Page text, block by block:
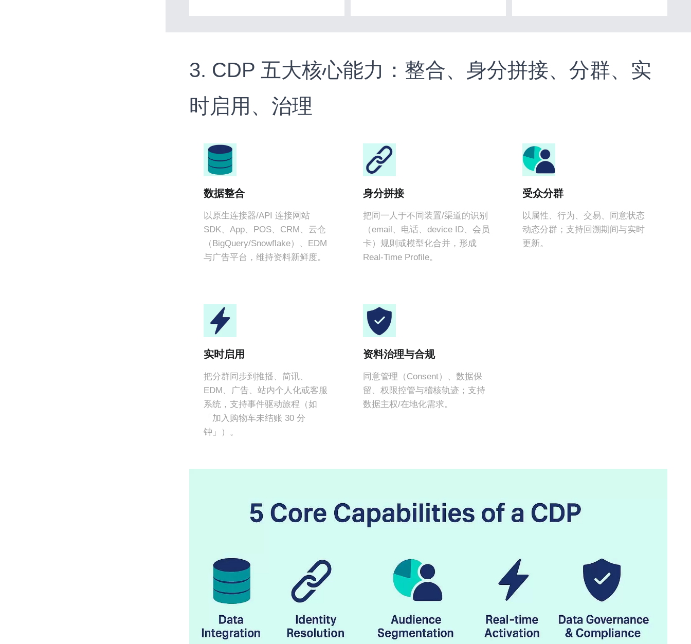
3. CDP 五大核心能力：整合、身分拼接、分群、实
时启用、治理
数据整合
以原生连接器/API 连接网站
SDK、App、POS、CRM、云仓
（BigQuery/Snowflake）、EDM
与广告平台，维持资料新鲜度。
身分拼接
把同一人于不同装置/渠道的识别
（email、电话、device ID、会员
卡）规则或模型化合并，形成
Real-Time Profile。
受众分群
以属性、行为、交易、同意状态
动态分群；支持回溯期间与实时
更新。
实时启用
把分群同步到推播、简讯、
EDM、广告、站内个人化或客服
系统，支持事件驱动旅程（如
「加入购物车未结账 30 分
钟」）。
资料治理与合规
同意管理（Consent）、数据保
留、权限控管与稽核轨迹；支持
数据主权/在地化需求。